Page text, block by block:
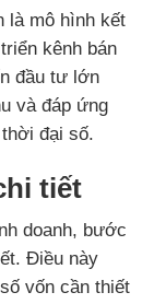
là mô hình kết
kênh bán
đầu tư lớn
và đáp ứng
đại số.
tiết
doanh, bước
Điều này
vốn cần thiết